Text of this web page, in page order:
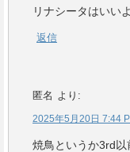
リナシータはいい
返信
匿名 より:
2025年5月20日 7:44
焼鳥というか3rd